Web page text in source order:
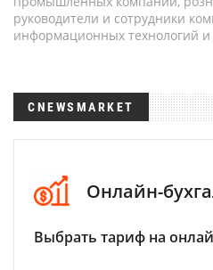
руководители и сотрудники
информационных технологий и
CNEWSMARKET
Онлайн-
Выбрать тариф на